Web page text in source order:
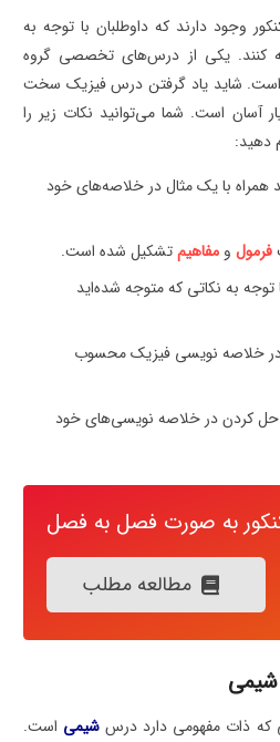
وجود دارند که داوطلبان با توجه به
کنند. یکی از درس‌های تخصصی گروه
شاید یاد گرفتن درس فیزیک سخت
آسان است. شما می‌توانید نکات زیر را
دهید:
همراه با یک مثال در خلاصه‌های خود
فرمول و مفاهیمتشکیل شده است.
توجه به نکاتی که متوجه شده‌اید
خلاصه نویسی فیزیک محسوب
کردن در خلاصه نویسی‌های خود
به صورت فصل به فصل
مطالعه مطلب
ذات مفهومی دارد درس شیمی است.